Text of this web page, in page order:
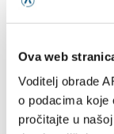
Ova web
Voditelj obrade
o podacima koje
pročitajte u našoj
06/08/2026